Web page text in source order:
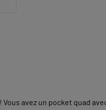
! Vous avez un pocket quad